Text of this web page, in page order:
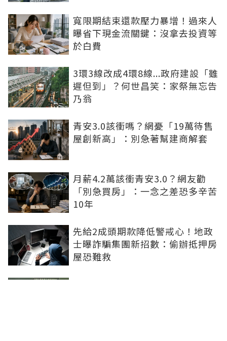
寬限期結束還款壓力暴增！過來人
曝省下現金流關鍵：沒拿去投資等
於白費
3環3線改成4環8線...政府建設「雖
遲但到」？何世昌笑：家祭無忘告
乃翁
青安3.0該衝嗎？網憂「19萬待售
屋創新高」：別急著幫建商解套
月薪4.2萬該衝青安3.0？網友勸
「別急買房」：一念之差恐多辛苦
10年
先給2成頭期款降低警戒心！地政
士曝詐騙集團新招數：偷辦抵押房
屋恐難救